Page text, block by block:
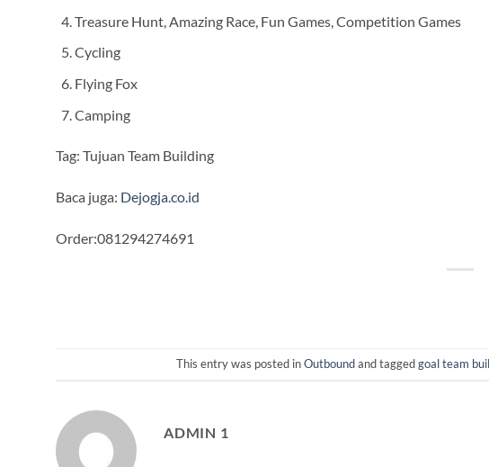
Treasure Hunt, Amazing Race, Fun Games, Competition Games
Cycling
Flying Fox
Camping
Tag: Tujuan Team Building
Baca juga: Dejogja.co.id
Order:081294274691
This entry was posted inOutboundand taggedgoal team
ADMIN 1